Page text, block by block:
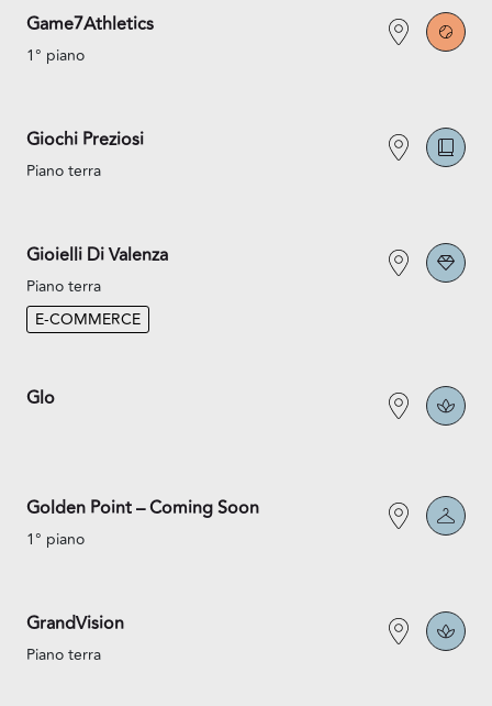
Game7Athletics
1° piano
Giochi Preziosi
Piano terra
Gioielli Di Valenza
Piano terra
E-COMMERCE
Glo
Golden Point – Coming Soon
1° piano
GrandVision
Piano terra